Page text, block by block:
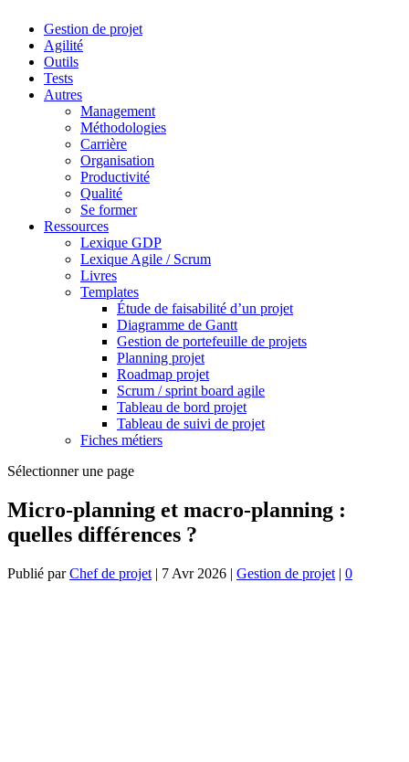
Gestion de projet
Agilité
Outils
Tests
Autres
Management
Méthodologies
Carrière
Organisation
Productivité
Qualité
Se former
Ressources
Lexique GDP
Lexique Agile / Scrum
Livres
Templates
Étude de faisabilité d’un projet
Diagramme de Gantt
Gestion de portefeuille de projets
Planning projet
Roadmap projet
Scrum / sprint board agile
Tableau de bord projet
Tableau de suivi de projet
Fiches métiers
Sélectionner une page
Micro-planning et macro-planning :
quelles différences ?
Publié parChef de projet | 7 Avr 2026 | Gestion de projet | 0